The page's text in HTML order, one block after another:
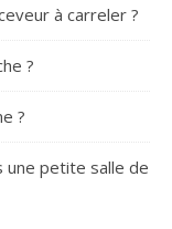
à carreler ?
?
?
une petite salle de